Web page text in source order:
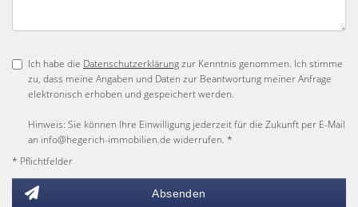
Ich habe die Datenschutzerklärungzur Kenntnis genommen. Ich stimme
zu, dass meine Angaben und Daten zur Beantwortung meiner Anfrage
elektronisch erhoben und gespeichert werden.
Hinweis: Sie können Ihre Einwilligung jederzeit für die Zukunft per E-Mail
an info@hegerich-immobilien.de widerrufen. *
* Pflichtfelder
Absenden